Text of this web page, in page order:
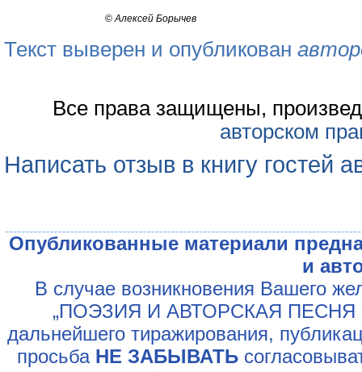
©Алексей Борычев
Текст выверен и опубликован
Все права защищены,
авторском
Написать отзыв в книгу гостей
Опубликованные материали
и
В случае возникновения Вашего
„ПОЭЗИЯ И АВТОРСКАЯ ПЕСНЯ
дальнейшего тиражирования,
просьба НЕ ЗАБЫВАТЬ